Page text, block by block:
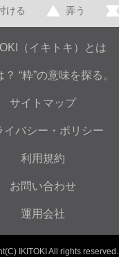
ける 弄う
（イキトキ）とは
“粋”の意味を探る。
サイトマップ
イバシー・ポリシー
利用規約
お問い合わせ
運用会社
IKITOKI All rights reserved.